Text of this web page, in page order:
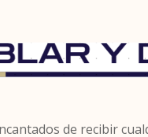
de recibir